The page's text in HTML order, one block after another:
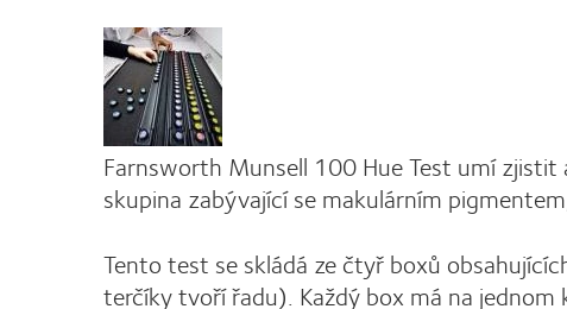
Farnsworth Munsell 100 Hue Test umí
skupina zabývající se makulárním
Tento test se skládá ze čtyř boxů
terčíky tvoří řadu). Každý box má na